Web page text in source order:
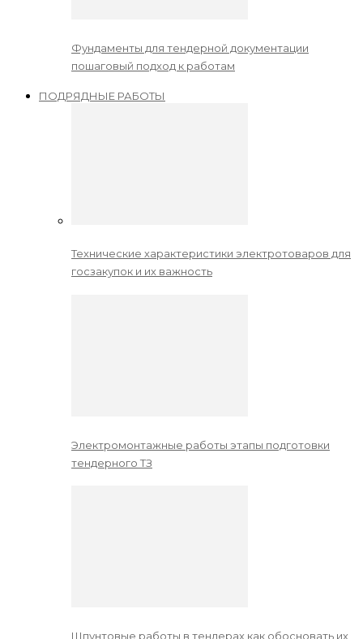
Фундаменты для тендерной документации
пошаговый подход к работам
ПОДРЯДНЫЕ РАБОТЫ
Технические характеристики электротоваров для
госзакупок и их важность
Электромонтажные работы этапы подготовки
тендерного ТЗ
Шпунтовые работы в тендерах как обосновать их